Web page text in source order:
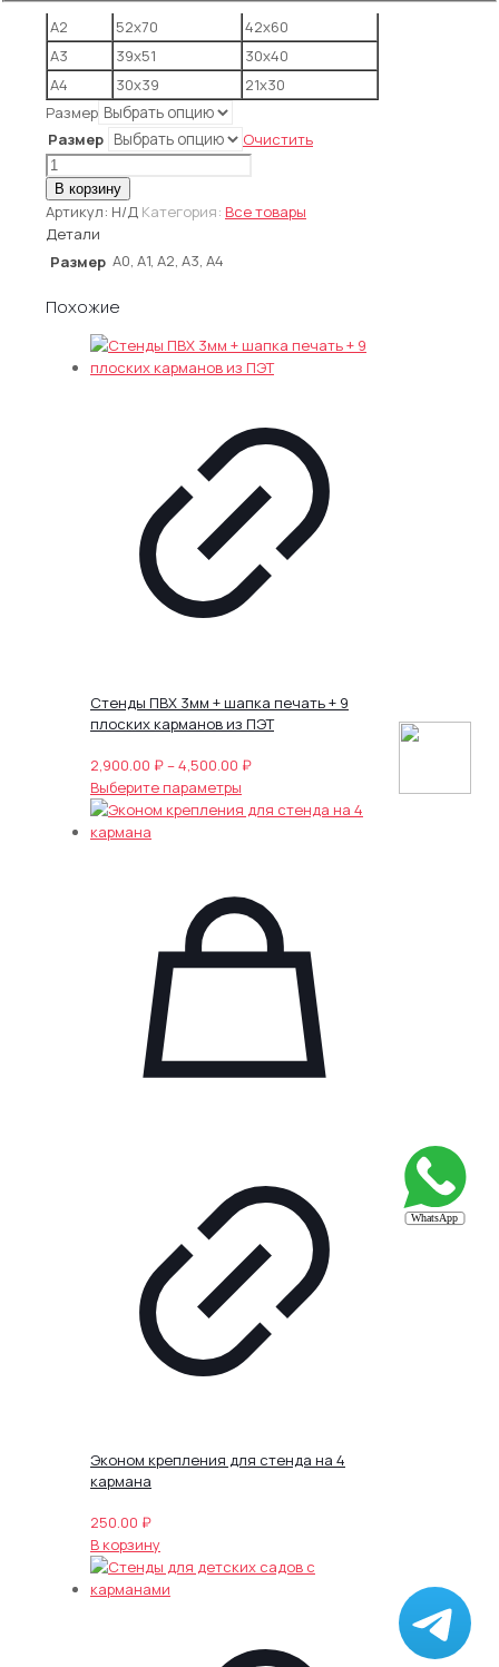
А2
52х70
42х60
А3
39х51
30х40
А4
30х39
21х30
Размер
Размер
Очистить
Количество
товара
Односторонние
несветовые
панели
В корзину
Артикул: Н/Д Категория: Все товары
Детали
Размер А0, А1, А2, А3, А4
Похожие
Стенды ПВХ 3мм + шапка печать + 9
плоских карманов из ПЭТ
2,900.00 ₽–4,500.00 ₽Диапазон
2,900.00 ₽
Выберите параметры
товар
Опции
можно
выбрать
на
странице
Эконом крепления для стенда на 4
кармана
250.00 ₽
В корзину